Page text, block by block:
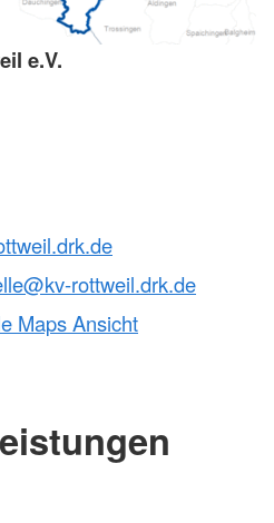
e.V.
rottweil.drk.de
Maps Ansicht